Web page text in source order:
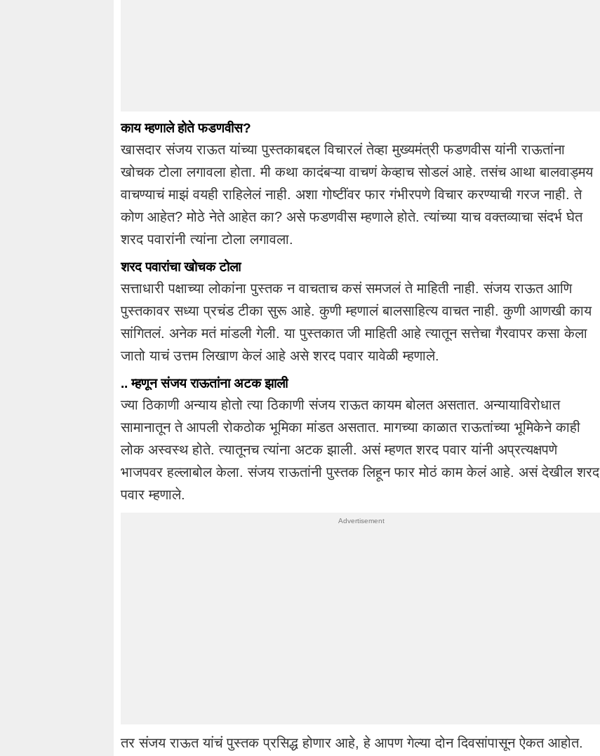
काय म्हणाले होते फडणवीस?
खासदार संजय राऊत यांच्या पुस्तकाबद्दल विचारलं तेव्हा मुख्यमंत्री फडणवीस यांनी राऊतांना
खोचक टोला लगावला होता. मी कथा कादंबऱ्या वाचणं केव्हाच सोडलं आहे. तसंच आथा बालवाड्मय
वाचण्याचं माझं वयही राहिलेलं नाही. अशा गोष्टींवर फार गंभीरपणे विचार करण्याची गरज नाही. ते
कोण आहेत? मोठे नेते आहेत का? असे फडणवीस म्हणाले होते. त्यांच्या याच वक्तव्याचा संदर्भ घेत
शरद पवारांनी त्यांना टोला लगावला.
शरद पवारांचा खोचक टोला
सत्ताधारी पक्षाच्या लोकांना पुस्तक न वाचताच कसं समजलं ते माहिती नाही. संजय राऊत आणि
पुस्तकावर सध्या प्रचंड टीका सुरू आहे. कुणी म्हणालं बालसाहित्य वाचत नाही. कुणी आणखी काय
सांगितलं. अनेक मतं मांडली गेली. या पुस्तकात जी माहिती आहे त्यातून सत्तेचा गैरवापर कसा केला
जातो याचं उत्तम लिखाण केलं आहे असे शरद पवार यावेळी म्हणाले.
.. म्हणून संजय राऊतांना अटक झाली
ज्या ठिकाणी अन्याय होतो त्या ठिकाणी संजय राऊत कायम बोलत असतात. अन्यायाविरोधात
सामानातून ते आपली रोकठोक भूमिका मांडत असतात. मागच्या काळात राऊतांच्या भूमिकेने काही
लोक अस्वस्थ होते. त्यातूनच त्यांना अटक झाली. असं म्हणत शरद पवार यांनी अप्रत्यक्षपणे
भाजपवर हल्लाबोल केला. संजय राऊतांनी पुस्तक लिहून फार मोठं काम केलं आहे. असं देखील शरद
पवार म्हणाले.
तर संजय राऊत यांचं पुस्तक प्रसिद्ध होणार आहे, हे आपण गेल्या दोन दिवसांपासून ऐकत आहोत.